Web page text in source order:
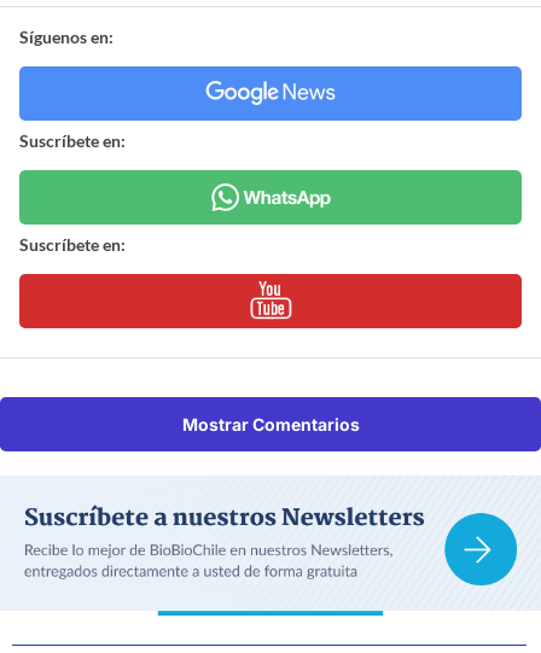
Síguenos en:
Suscríbete en:
Suscríbete en:
Mostrar Comentarios